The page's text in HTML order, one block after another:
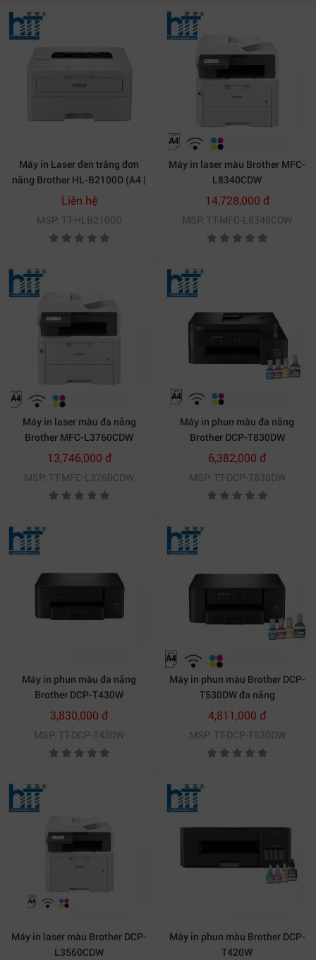
Máy in Laser đen trắng đơn
năng Brother HL-B2100D (A4 |
In đảo mặt | USB)
Liên hệ
MSP: TT-HLB2100D
Máy in laser màu Brother MFC-
L8340CDW
14,728,000 đ
MSP: TT-MFC-L8340CDW
Máy in laser màu đa năng
Brother MFC-L3760CDW
13,746,000 đ
MSP: TT-MFC-L3760CDW
Máy in phun màu đa năng
Brother DCP-T830DW
6,382,000 đ
MSP: TT-DCP-T830DW
Máy in phun màu đa năng
Brother DCP-T430W
3,830,000 đ
MSP: TT-DCP-T430W
Máy in phun màu Brother DCP-
T530DW đa năng
4,811,000 đ
MSP: TT-DCP-T530DW
Máy in laser màu Brother DCP-
L3560CDW
Máy in phun màu Brother DCP-
T420W